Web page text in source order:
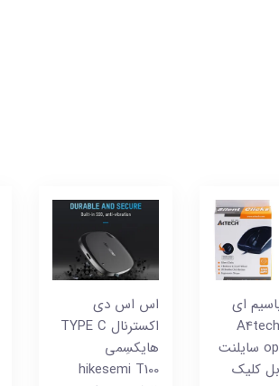
ای
فورتک A4tech
op-620DS سایلنت
کلیک
اس اس دی
اکسترنال TYPE C
هایکسِمی
hikesemi T100